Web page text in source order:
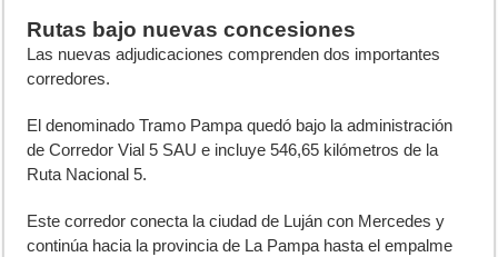
Rutas bajo nuevas concesiones
Las nuevas adjudicaciones comprenden dos importantes
corredores.
El denominado Tramo Pampa quedó bajo la administración
de Corredor Vial 5 SAU e incluye 546,65 kilómetros de la
Ruta Nacional 5.
Este corredor conecta la ciudad de Luján con Mercedes y
continúa hacia la provincia de La Pampa hasta el empalme